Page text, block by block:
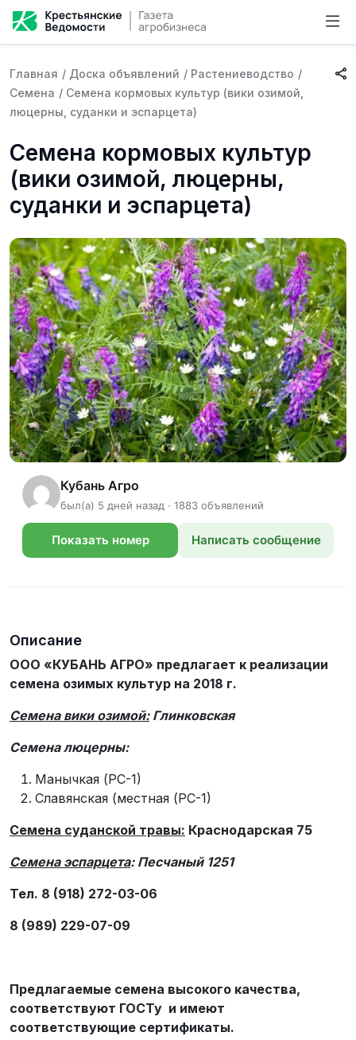
Главная / Доска объявлений / Растениеводство /
Семена / Семена кормовых культур (вики озимой,
люцерны, суданки и эспарцета)
Семена кормовых культур
(вики озимой, люцерны,
суданки и эспарцета)
Кубань Агро
был(а) 5 дней назад · 1883 объявлений
Показать номер Написать сообщение
Описание
ООО «КУБАНЬ АГРО» предлагает к реализации
семена озимых культур на 2018 г.
Семена вики озимой:Глинковская
Семена люцерны:
Манычкая (РС-1)
Славянская (местная (РС-1)
Семена суданской травы: Краснодарская 75
Семена эспарцета: Песчаный 1251
Тел. 8 (918) 272-03-06
8 (989) 229-07-09
Предлагаемые семена высокого качества,
соответствуют ГОСТу и имеют
соответствующие сертификаты.